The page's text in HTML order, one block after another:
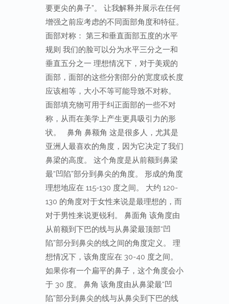
要更尖的鼻子”。 让我解释并展示在任何
增强之前应考虑的不同面部角度和特征。
面部对称： 第三和垂直面部五度的水平
规则 我们的脸可以分为水平三分之一和
垂直五分之一 理想情况下，对于美观的
面部，面部的这些分割部分的宽度或长度
应该相等，大小不等可能导致不对称。
面部填充物可用于纠正面部的一些不对
称，从而在美学上产生更具吸引力的形
状。 鼻角 鼻额角 这是很多人，尤其是
亚洲人最喜欢的角度，因为它决定了我们
鼻梁的高度。 这个角度是从前额到鼻梁
最“凹陷”部分到鼻尖的角度。 形成的角度
理想地应在 115-130 度之间。 大约 120-
130 的角度对于女性来说是最理想的，而
对于男性来说更锐利。 鼻面角 该角度由
从前额到下巴的线与从鼻梁最顶部“凹
陷”部分到鼻尖的线之间的角度定义。 理
想情况下，该角度应在 30-40 度之间。
如果你有一个扁平的鼻子，这个角度会小
于 30 度。 鼻角 该角度由从鼻梁最“凹
陷”部分到鼻尖的线与从鼻尖到下巴的线